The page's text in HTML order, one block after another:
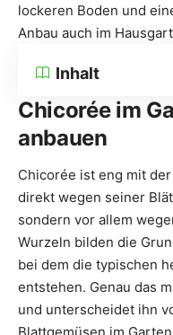
lockeren Boden und
Anbau auch im
Inhalt
Chicorée im
anbauen
Chicorée ist eng mit
direkt wegen seiner
sondern vor allem
Wurzeln bilden die
bei dem die typischen
entstehen. Genau das
und unterscheidet ihn